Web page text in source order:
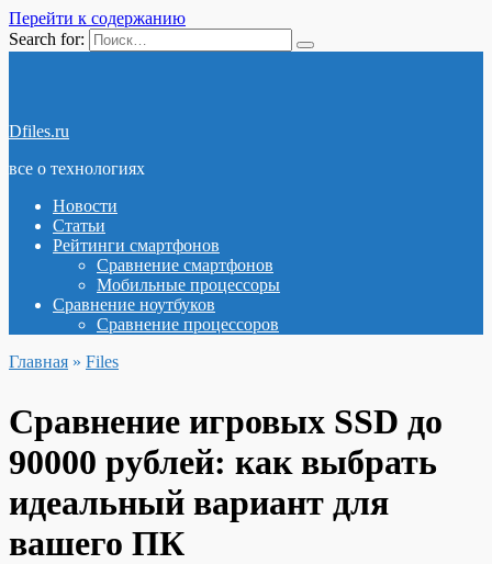
Перейти к содержанию
Search for:
Dfiles.ru
все о технологиях
Новости
Статьи
Рейтинги смартфонов
Сравнение смартфонов
Мобильные процессоры
Сравнение ноутбуков
Сравнение процессоров
Главная » Files
Сравнение игровых SSD до
90000 рублей: как выбрать
идеальный вариант для
вашего ПК